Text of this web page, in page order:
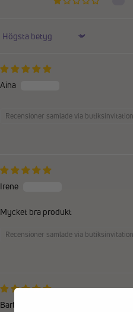
Sort by
Aina
Recensioner samlade via butiksinvitation
Irene
Mycket bra produkt
Recensioner samlade via butiksinvitation
Barbro